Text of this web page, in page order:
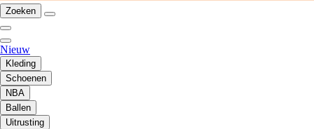
Zoeken
Nieuw
Kleding
Schoenen
NBA
Ballen
Uitrusting